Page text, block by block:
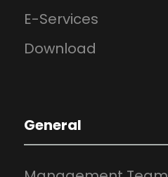
E-Services
Download
General